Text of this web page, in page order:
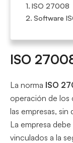
ISO 27008
Software
ISO
La norma ISO
operación de los
las empresas,
La empresa
vinculados a la